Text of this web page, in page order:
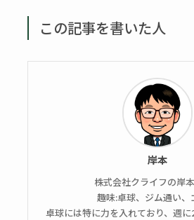
この記事を書いた人
岸本
株式会社クライフの岸本
趣味:卓球、ジム通い、
卓球には特に力を入れており、週